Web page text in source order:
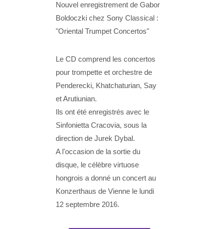
Nouvel enregistrement de Gabor
Boldoczki chez Sony Classical :
"Oriental Trumpet Concertos"
Le CD comprend les concertos
pour trompette et orchestre de
Penderecki, Khatchaturian, Say
et Arutiunian.
Ils ont été enregistrés avec le
Sinfonietta Cracovia, sous la
direction de Jurek Dybal.
A l'occasion de la sortie du
disque, le célèbre virtuose
hongrois a donné un concert au
Konzerthaus de Vienne le lundi
12 septembre 2016.